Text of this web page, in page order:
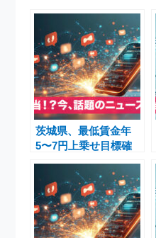
茨城県、最低賃金年
5〜7円上乗せ目標確
経済団体が会合